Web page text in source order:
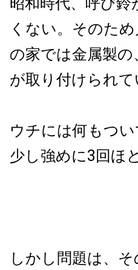
くない。そのた
の家では金属製
が取り付けられ
ウチには何もつ
少し強めに3回ほ
しかし問題は、